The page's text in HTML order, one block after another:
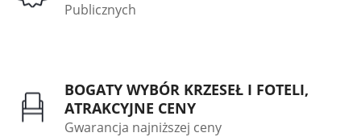
Publicznych
BOGATY WYBÓR KRZESEŁ I FOTELI,
ATRAKCYJNE CENY
Gwarancja najniższej ceny